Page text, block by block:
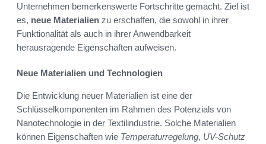
Unternehmen bemerkenswerte Fortschritte gemacht. Ziel ist
es, neue Materialien zu erschaffen, die sowohl in ihrer
Funktionalität als auch in ihrer Anwendbarkeit
herausragende Eigenschaften aufweisen.
Neue Materialien und Technologien
Die Entwicklung neuer Materialien ist eine der
Schlüsselkomponenten im Rahmen des Potenzials von
Nanotechnologie in der Textilindustrie. Solche Materialien
können Eigenschaften wie Temperaturregelung, UV-Schutz